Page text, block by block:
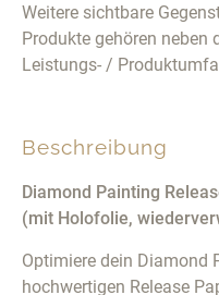
Beschreibung
Diamond Painting
(mit Holofolie,
Optimiere dein Diamond
hochwertigen Release
Weitere sichtbare
Produkte gehören
Leistungs- /